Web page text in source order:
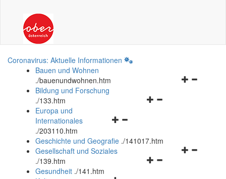
Coronavirus: Aktuelle Informationen
Bauen und Wohnen
./bauenundwohnen.htm
Navigationsmenü
Bildung und Forschung
./133.htm
Navigationsmenü
und
schließen
Europa und
Internationales
./203110.htm
Geschichte und Geografie ./141017.htm
Navigationsmenü
Gesellschaft und Soziales
./139.htm
Gesundheit ./141.htm